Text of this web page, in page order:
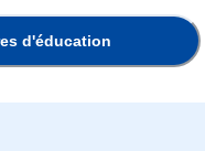
d'éducation